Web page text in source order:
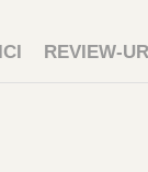
REVIEW-